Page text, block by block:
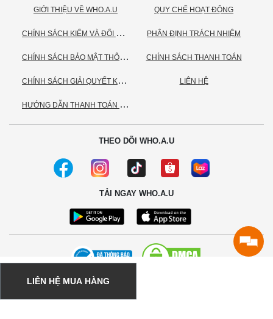
LIÊN HỆ MUA HÀNG
GIỚI THIỆU VỀ WHO.A.U
C
HÍNH SÁCH KIỂM VÀ ĐỔI TRẢ HÀNG
C
HÍNH SÁCH BẢO MẬT THÔNG TIN CÁ NHÂN
C
HÍNH SÁCH GIẢI QUYẾT KHIẾU NẠI
H
ƯỚNG DẪN THANH TOÁN VNPAY
QUY CHẾ HOẠT ĐỘNG
PHÂN ĐỊNH TRÁCH NHIỆM
CHÍNH SÁCH THANH TOÁN
LIÊN HỆ
THEO DÕI WHO.A.U
TẢI NGAY WHO.A.U
© 2020 - Bản quyền thuộc về Công ty TNHH TC Commerce